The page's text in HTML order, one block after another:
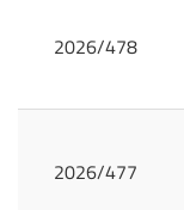
2026/478
2026/477